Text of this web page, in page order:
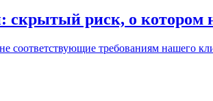
риск, о котором
требованиям нашего